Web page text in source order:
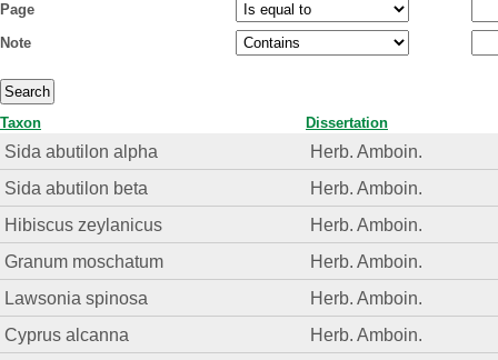
Page
Note
Taxon Dissertation
Sida abutilon alpha
Herb. Amboin.
Sida abutilon beta
Herb. Amboin.
Hibiscus zeylanicus
Herb. Amboin.
Granum moschatum
Herb. Amboin.
Lawsonia spinosa
Herb. Amboin.
Cyprus alcanna
Herb. Amboin.